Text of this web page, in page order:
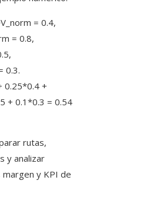
= 0.4,
= 0.8,
0.3.
0.25*0.4 +
+ 0.1*0.3 = 0.54
rutas,
y analizar
y KPI de